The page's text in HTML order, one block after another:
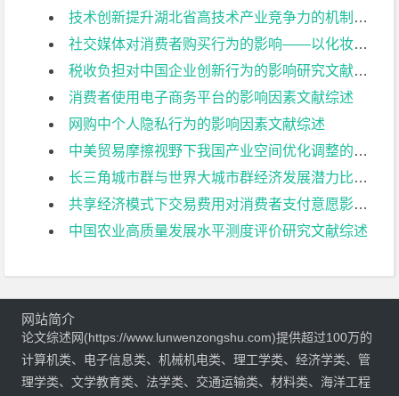
技术创新提升湖北省高技术产业竞争力的机制分析文献综述
社交媒体对消费者购买行为的影响——以化妆品行业为例文献综述
税收负担对中国企业创新行为的影响研究文献综述
消费者使用电子商务平台的影响因素文献综述
网购中个人隐私行为的影响因素文献综述
中美贸易摩擦视野下我国产业空间优化调整的策略探讨文献综述
长三角城市群与世界大城市群经济发展潜力比较研究文献综述
共享经济模式下交易费用对消费者支付意愿影响的实证研究文献综述
中国农业高质量发展水平测度评价研究文献综述
网站简介
论文综述网(https://www.lunwenzongshu.com)提供超过100万的
计算机类、电子信息类、机械机电类、理工学类、经济学类、管
理学类、文学教育类、法学类、交通运输类、材料类、海洋工程